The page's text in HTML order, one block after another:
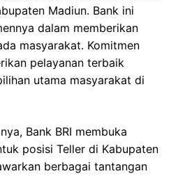
Madiun. Bank ini
dalam memberikan
masyarakat. Komitmen
pelayanan terbaik
utama masyarakat di
Bank BRI membuka
posisi Teller di Kabupaten
berbagai tantangan